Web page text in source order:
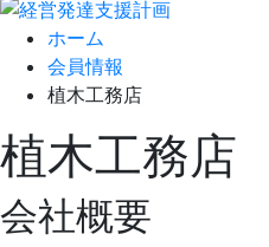
ホーム
会員情報
植木工務店
植木工務店
会社概要